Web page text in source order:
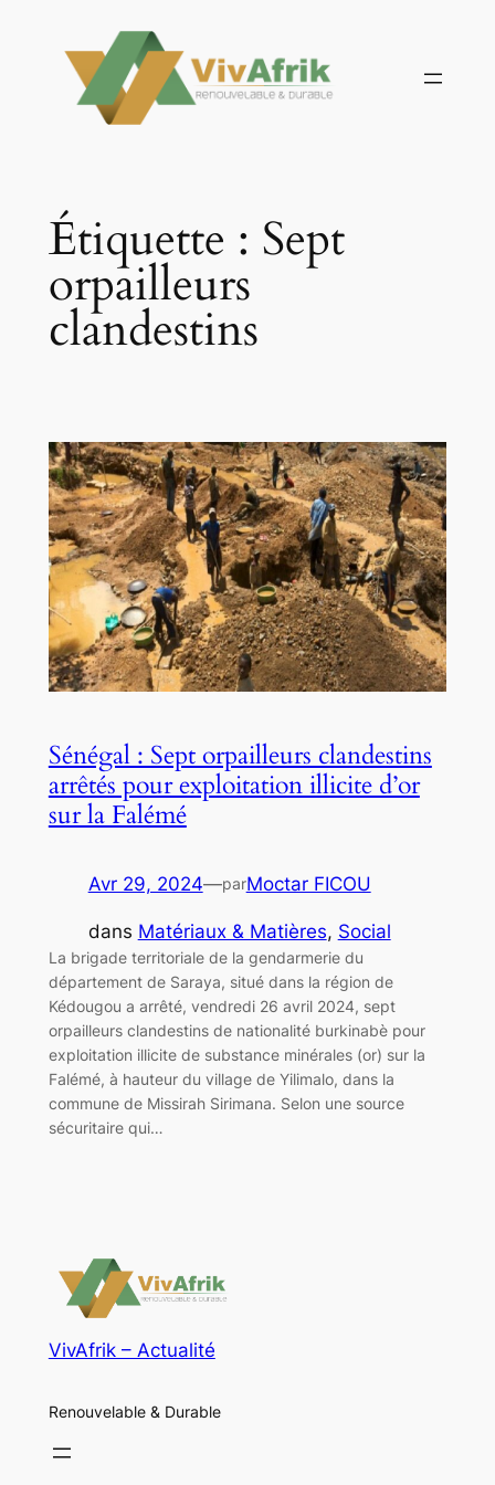
contenu
Étiquette : Sept
orpailleurs
clandestins
Sénégal : Sept orpailleurs clandestins
arrêtés pour exploitation illicite d’or
sur la Falémé
Avr 29, 2024—parMoctar FICOU
dans Matériaux & Matières, Social
La brigade territoriale de la gendarmerie du
département de Saraya, situé dans la région de
Kédougou a arrêté, vendredi 26 avril 2024, sept
orpailleurs clandestins de nationalité burkinabè pour
exploitation illicite de substance minérales (or) sur la
Falémé, à hauteur du village de Yilimalo, dans la
commune de Missirah Sirimana. Selon une source
sécuritaire qui…
VivAfrik – Actualité
Renouvelable & Durable